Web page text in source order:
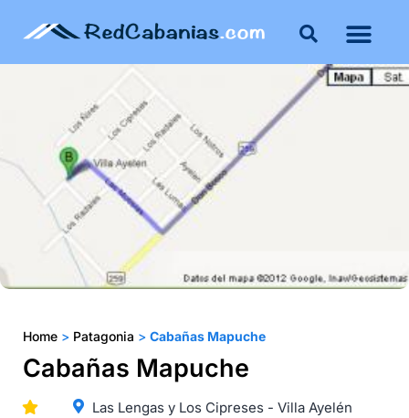
Home > Patagonia > Cabañas Mapuche
Cabañas Mapuche
Las Lengas y Los Cipreses - Villa Ayelén